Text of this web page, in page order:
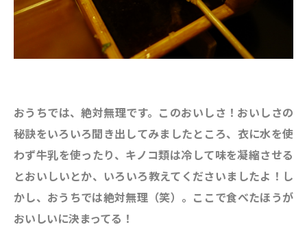
おうちでは、絶対無理です。このおいしさ！おいしさの
秘訣をいろいろ聞き出してみましたところ、衣に水を使
わず牛乳を使ったり、キノコ類は冷して味を凝縮させる
とおいしいとか、いろいろ教えてくださいましたよ！し
かし、おうちでは絶対無理（笑）。ここで食べたほうが
おいしいに決まってる！